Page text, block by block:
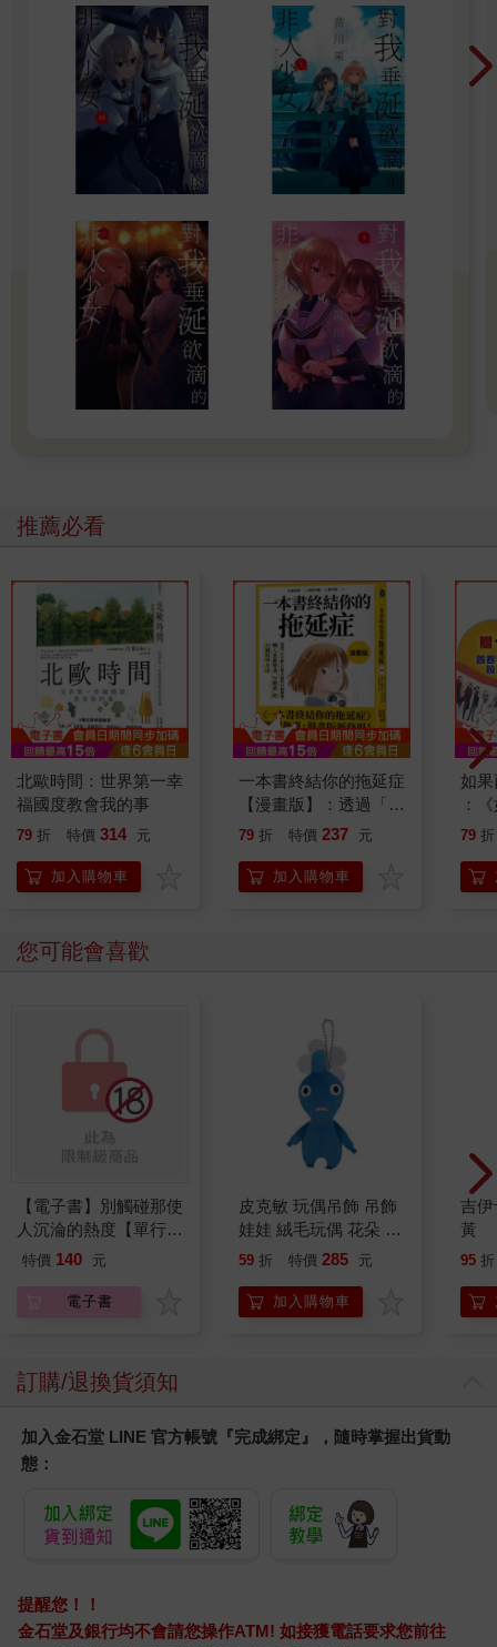
推薦必看
北歐時間：世界第一幸
福國度教會我的事
79 折 特價 314 元
加入購物車
一本書終結你的拖延症
【漫畫版】：透過「小
行動」打開大腦的行動
「行動派」的37個科
學方法
79 折 特價 237 元
加入購物車
如
：
喵
79 折
您可能會喜歡
【電子書】別觸碰那使
人沉淪的熱度【單行本
版】
特價 140 元
電子書
皮克敏 玩偶吊飾 吊飾
娃娃 絨毛玩偶 花朵 葉
子 藍色皮克敏 紅色皮
Pikmin 任天堂 三英貿
易
59 折 特價 285 元
加入購物車
吉
黃
95 折
訂購/退換貨須知
加入金石堂 LINE 官方帳號『完成綁定』，隨時掌握出貨動
態：
提醒您！！
金石堂及銀行均不會請您操作ATM! 如接獲電話要求您前往